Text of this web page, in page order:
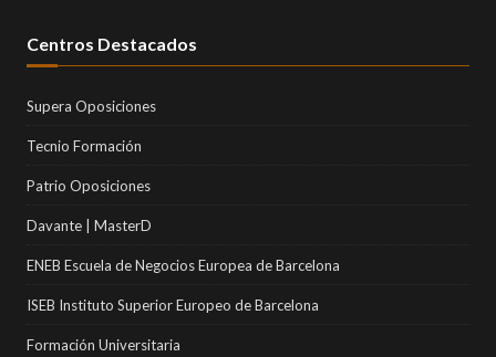
Centros Destacados
Supera Oposiciones
Tecnio Formación
Patrio Oposiciones
Davante | MasterD
ENEB Escuela de Negocios Europea de Barcelona
ISEB Instituto Superior Europeo de Barcelona
Formación Universitaria